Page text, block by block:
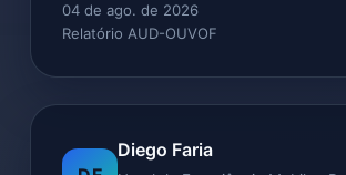
04 de ago. de 2026
Relatório AUD-OUVOF
Diego Faria